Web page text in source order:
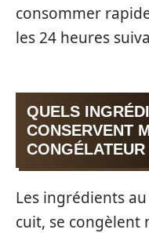
consommer
les 24 heures
QUELS
CONSERVENT
CONGÉLATEUR
Les ingrédients
cuit, se congèlent